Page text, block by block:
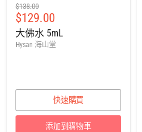
建
議
零
售
價
$138.00
售
價
$129.00
大佛水 5mL
Hysan 海山堂
快速購買
添加到購物車